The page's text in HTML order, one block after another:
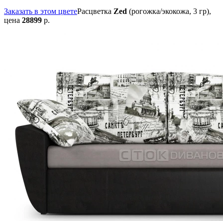
Заказать в этом цветеРасцветка Zed (рогожка/экокожа, 3 гр),
цена 28899 р.